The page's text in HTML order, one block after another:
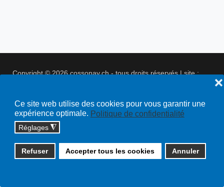
Ce site web utilise des cookies pour vous garantir une
expérience optimale. Politique de confidentialité
Réglages ◮
Refuser Accepter tous les cookies Annuler
❌
Copyright © 2026 cossonay.ch - tous droits réservés | site :
Plan du site